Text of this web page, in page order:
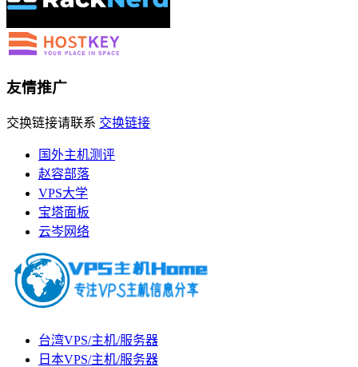
友情推广
交换链接请联系 交换链接
国外主机测评
赵容部落
VPS大学
宝塔面板
云岑网络
台湾VPS/主机/服务器
日本VPS/主机/服务器